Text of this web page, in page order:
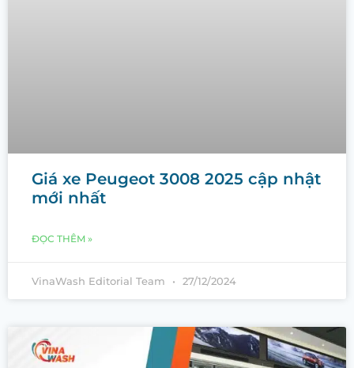
Giá xe Peugeot 3008 2025 cập nhật
mới nhất
ĐỌC THÊM »
VinaWash Editorial Team 27/12/2024